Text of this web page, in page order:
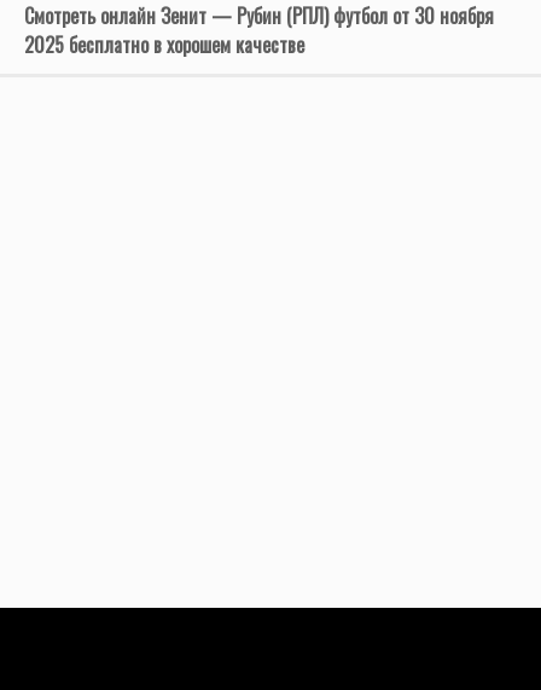
Смотреть онлайн Зенит — Рубин (РПЛ) футбол от 30 ноября
2025 бесплатно в хорошем качестве